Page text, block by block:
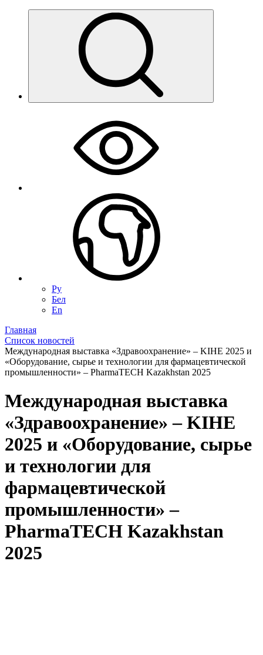
Ру
Бел
En
Главная
Список новостей
Международная выставка «Здравоохранение» – KIHE 2025 и
«Оборудование, сырье и технологии для фармацевтической
промышленности» – PharmaTECH Kazakhstan 2025
Международная выставка
«Здравоохранение» – KIHE
2025 и «Оборудование, сырье
и технологии для
фармацевтической
промышленности» –
PharmaTECH Kazakhstan
2025